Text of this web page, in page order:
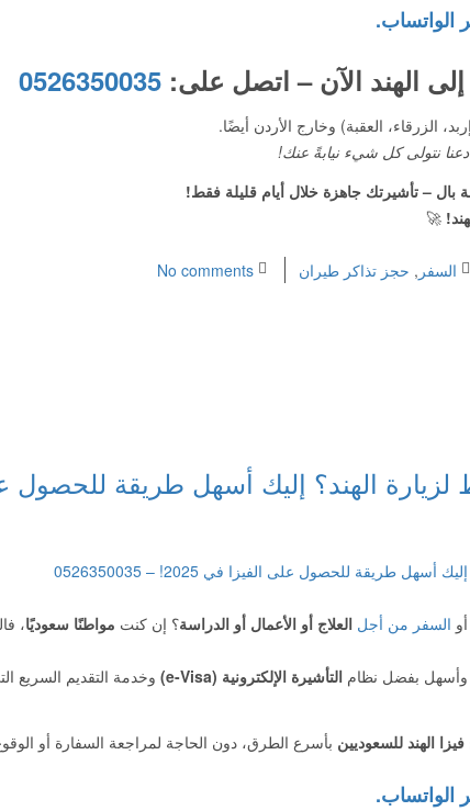
الواتساب.
الهند الآن – اتصل على: 0526350035
الزرقاء، العقبة) وخارج الأردن أيضًا.
نتولى كل شيء نيابةً عنك!
بال – تأشيرتك جاهزة خلال أيام قليلة فقط!
🚀
السفر , حجز تذاكر طيران No comments
الهند؟ إليك أسهل طريقة للحصول
السفر من أجل العلاج أو الأعمال أو الدراسة؟ إن كنت مواطنًا سعوديًا،
وأسهل بفضل نظام التأشيرة الإلكترونية (e-Visa) وخدمة التقديم السريع
فيزا الهند للسعوديين بأسرع الطرق، دون الحاجة لمراجعة السفارة أو
الواتساب.